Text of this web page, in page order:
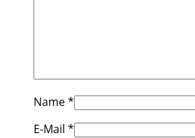
Name*
E-Mail *